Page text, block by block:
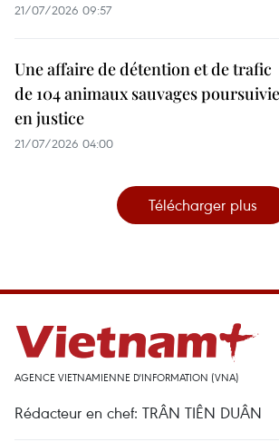
21/07/2026 09:57
Une affaire de détention et de trafic
de 104 animaux sauvages poursuivie
en justice
21/07/2026 04:00
Télécharger plus
AGENCE VIETNAMIENNE D'INFORMATION (VNA)
Rédacteur en chef: TRÂN TIÊN DUÂN